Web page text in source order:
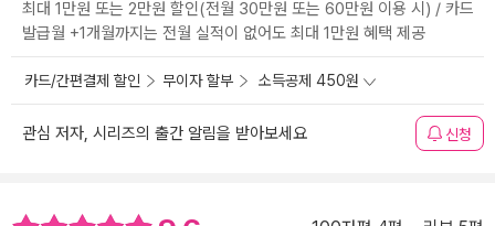
최대 1만원 또는 2만원 할인(전월 30만원 또는 60만원 이용 시) / 카드
발급월 +1개월까지는 전월 실적이 없어도 최대 1만원 혜택 제공
카드/간편결제 할인 무이자 할부 소득공제 450원
관심 저자, 시리즈의 출간 알림을 받아보세요 신청